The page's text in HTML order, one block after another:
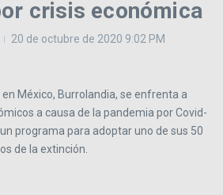
crisis económica
20 de octubre de 2020 9:02 PM
México, Burrolandia, se enfrenta a
a causa de la pandemia por Covid-
programa para adoptar uno de sus 50
de la extinción.